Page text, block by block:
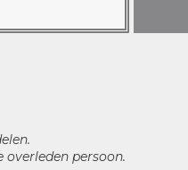
persoon.